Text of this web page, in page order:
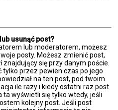
usunąć post?
lub moderatorem, możesz
posty. Możesz zmienić post,
znajdujący się przy danym poście.
przez pewien czas po jego
na ten post, pod twoim
ile razy i kiedy ostatni raz post
ta wyświetli się tylko wtedy, jeśli
kolejny post. Jeśli post